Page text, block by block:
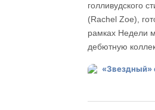
голливудского
(Rachel Zoe),
рамках Недели
дебютную